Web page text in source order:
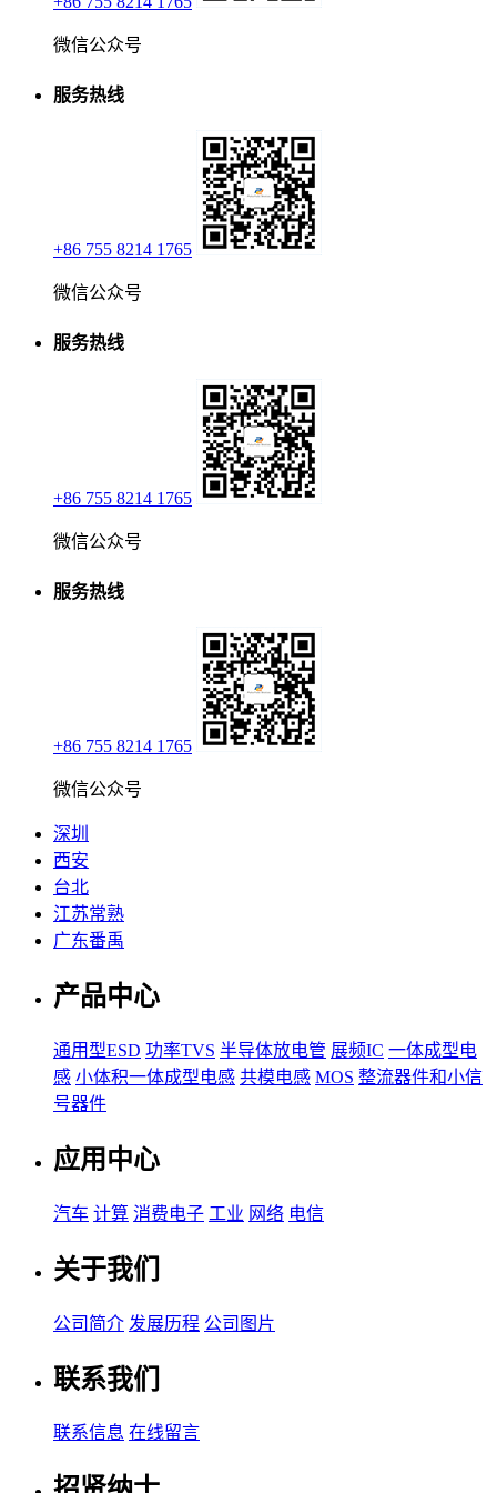
微信公众号
服务热线
+86 755 8214 1765
微信公众号
服务热线
+86 755 8214 1765
微信公众号
服务热线
+86 755 8214 1765
微信公众号
深圳
西安
台北
江苏常熟
广东番禹
产品中心
通用型ESD 功率TVS 半导体放电管 展频IC 一体成型电
感 小体积一体成型电感 共模电感 MOS 整流器件和小信
号器件
应用中心
汽车 计算 消费电子 工业 网络 电信
关于我们
公司简介 发展历程 公司图片
联系我们
联系信息 在线留言